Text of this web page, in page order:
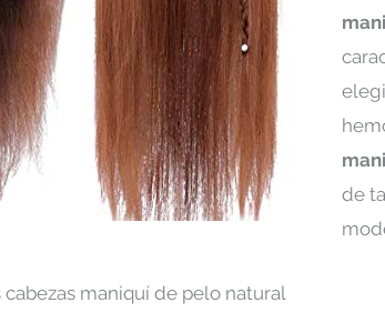
de
maniquí de pelo natural